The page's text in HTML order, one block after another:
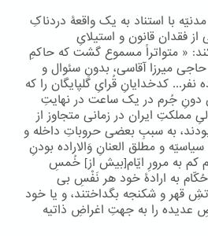
با استناد به یک واقعۀ دردناکِ
از فقدان قانون و استیلایِ
« متواتراً مسموع گشت که حاکمِ
میرزا آقاسی، بدونِ سئوال و
کدخدایانِ قُرایِ گلپایگان را که
دونِ جُرم در یک ساعت در نهایتِ
مملکتِ ایران در زمانی متجاوز از
به سببِ بعضی حروباتِ داخله و
و مطلق العنانِ وَالاراده بودنِ
کم به مرورِ ایّام[بیش از] خُمسِ
حُکّام به ارادۀ خود هر نَفْسِ بی
قهر و شکنجه بگداختند، و یا خود
عدیده را به جهتِ اغراضِ ذاتیه